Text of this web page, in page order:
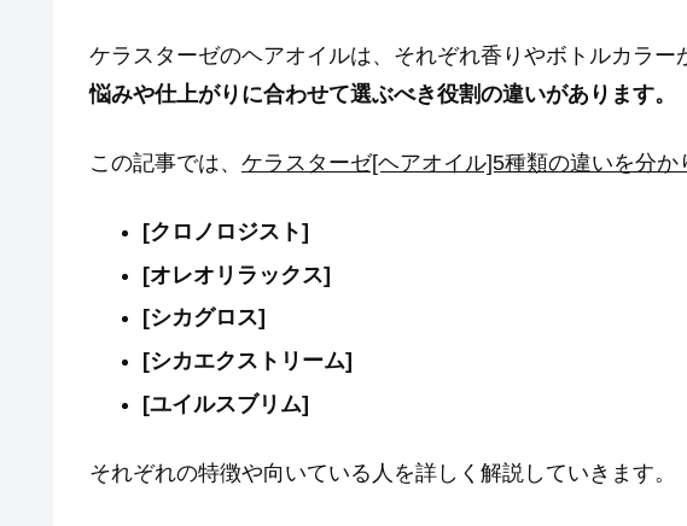
ケラスターゼのヘアオイルは、それぞれ香りやボトルカラー
悩みや仕上がりに合わせて選ぶべき役割の違いがあります。
この記事では、 ケラスターゼ[ヘアオイル]5種類の違いを分か
[クロノロジスト]
[オレオリラックス]
[シカグロス]
[シカエクストリーム]
[ユイルスブリム]
それぞれの特徴や向いている人を詳しく解説していきます。